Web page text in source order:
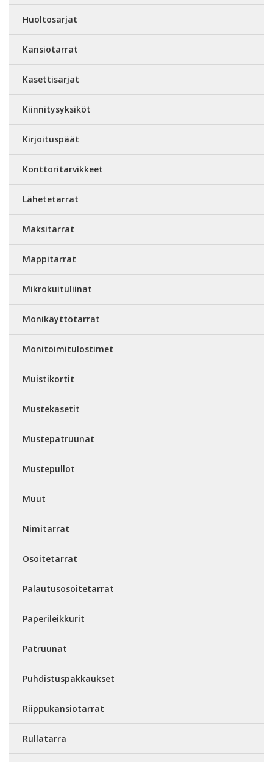
Huoltosarjat
Kansiotarrat
Kasettisarjat
Kiinnitysyksiköt
Kirjoituspäät
Konttoritarvikkeet
Lähetetarrat
Maksitarrat
Mappitarrat
Mikrokuituliinat
Monikäyttötarrat
Monitoimitulostimet
Muistikortit
Mustekasetit
Mustepatruunat
Mustepullot
Muut
Nimitarrat
Osoitetarrat
Palautusosoitetarrat
Paperileikkurit
Patruunat
Puhdistuspakkaukset
Riippukansiotarrat
Rullatarra